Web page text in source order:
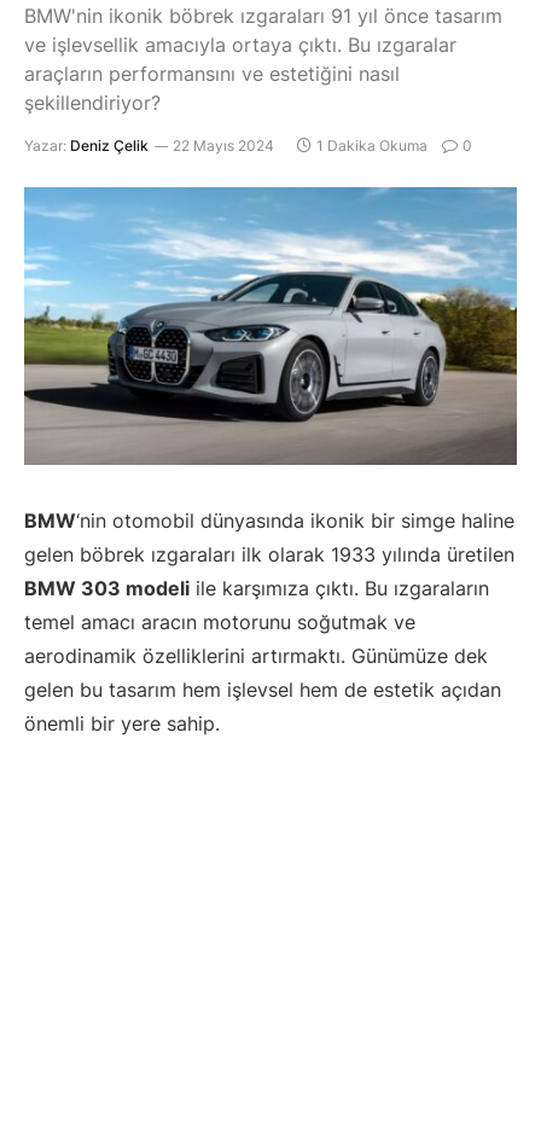
BMW'nin ikonik böbrek ızgaraları 91 yıl önce tasarım
ve işlevsellik amacıyla ortaya çıktı. Bu ızgaralar
araçların performansını ve estetiğini nasıl
şekillendiriyor?
Yazar: Deniz Çelik 22 Mayıs 2024 1 Dakika Okuma 0
BMW‘nin otomobil dünyasında ikonik bir simge haline
gelen böbrek ızgaraları ilk olarak 1933 yılında üretilen
BMW 303 modeli ile karşımıza çıktı. Bu ızgaraların
temel amacı aracın motorunu soğutmak ve
aerodinamik özelliklerini artırmaktı. Günümüze dek
gelen bu tasarım hem işlevsel hem de estetik açıdan
önemli bir yere sahip.